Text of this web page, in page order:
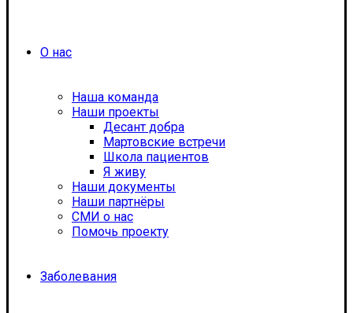
О нас
Наша команда
Наши проекты
Десант добра
Мартовские встречи
Школа пациентов
Я живу
Наши документы
Наши партнёры
СМИ о нас
Помочь проекту
Заболевания